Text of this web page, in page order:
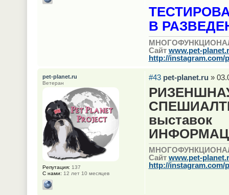
В
Сайт www.pet-
http://instagram.com/
#43 pet-planet.ru »
выставок
Сайт www.pet-
http://instagram.com/
pet-planet.ru
Ветеран
Репутация: 137
С нами: 12 лет 10 месяцев